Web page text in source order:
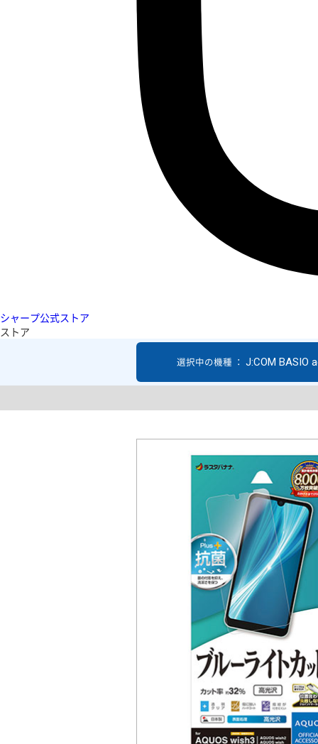
シャープ公式ストア
ストア
選択中の機種 ： J:COM BASIO